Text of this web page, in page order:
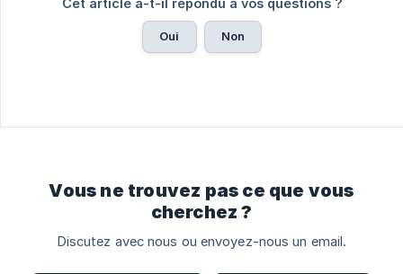
Cet article a-t-il répondu à vos questions ?
Oui Non
Vous ne trouvez pas ce que vous
cherchez ?
Discutez avec nous ou envoyez-nous un email.